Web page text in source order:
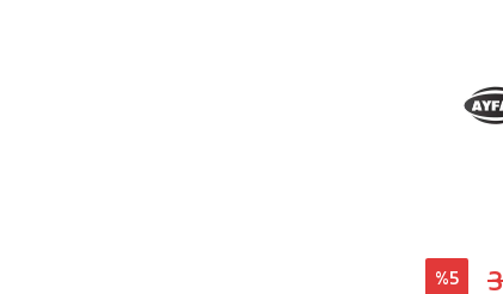
%5